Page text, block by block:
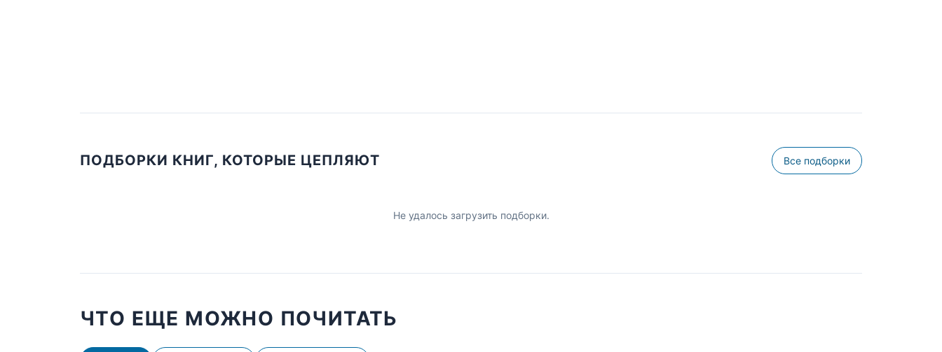
ПОДБОРКИ КНИГ, КОТОРЫЕ ЦЕПЛЯЮТ Все подборки
Не удалось загрузить подборки.
ЧТО ЕЩЕ МОЖНО ПОЧИТАТЬ